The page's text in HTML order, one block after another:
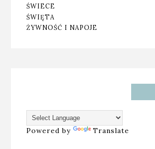
ŚWIECE
ŚWIĘTA
ŻYWNOŚĆ I NAPOJE
Powered by Translate